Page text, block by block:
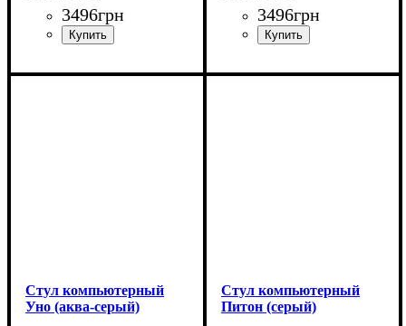
3496грн 3496грн
Стул компьютерный
Уно (аква-серый)
Стул компьютерный
Питон (серый)